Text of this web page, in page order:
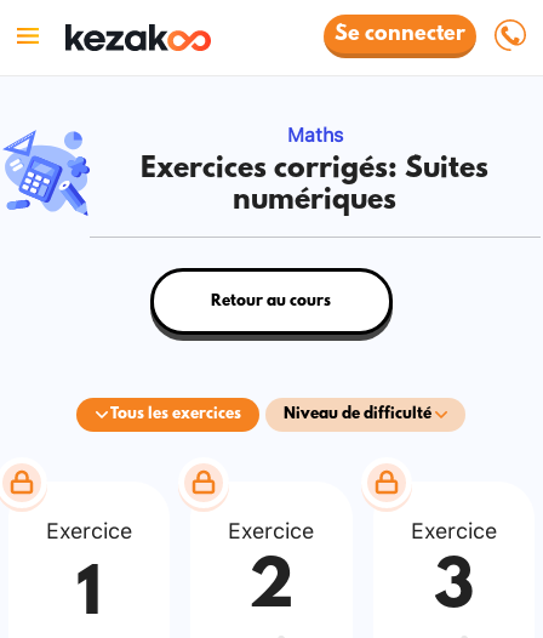
Se connecter
Maths
Exercices corrigés: Suites
numériques
Tous les exercices Niveau de difficulté
Retour au cours
Exercice
1
Exercice
2
Exercice
3